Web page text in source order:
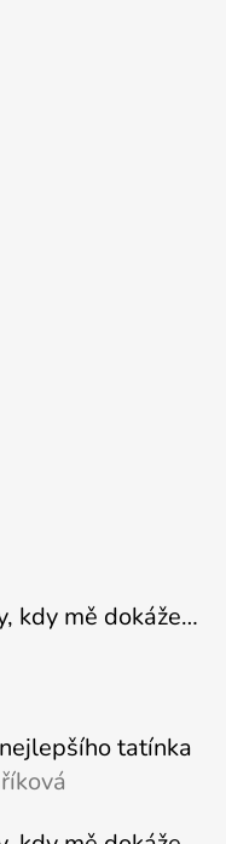
Hrneček - Jsou dny, kdy mě dokáže nasrat i vzduch - Sova
hvězdiček.
tatínka
hvězdiček.